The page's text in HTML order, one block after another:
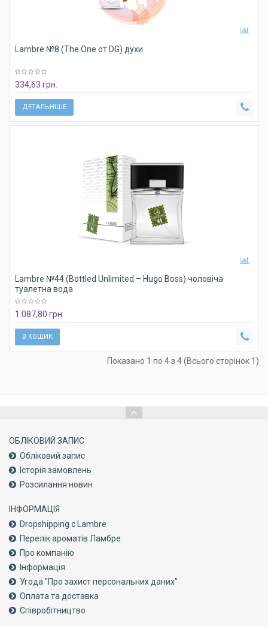
Lambre №8 (The One от DG) духи
334,63 грн.
ДЕТАЛЬНІШЕ
Lambre №44 (Bottled Unlimited – Hugo Boss) чоловіча
туалетна вода
1.087,80 грн.
В КОШИК
Показано 1 по 4 з 4 (Всього сторінок 1)
ОБЛІКОВИЙ ЗАПИС
Обліковий запис
Історія замовлень
Розсилання новин
ІНФОРМАЦІЯ
Dropshipping с Lambre
Перелік ароматів Ламбре
Про компанiю
Інформація
Угода "Про захист персональних даних"
Оплата та доставка
Співробітництво